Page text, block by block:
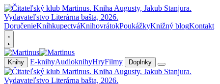
DoručenieKníhkupectváKnihovrátokPoukážkyKnižný blogKontakt
Knihy E-knihyAudioknihyHryFilmy Doplnky